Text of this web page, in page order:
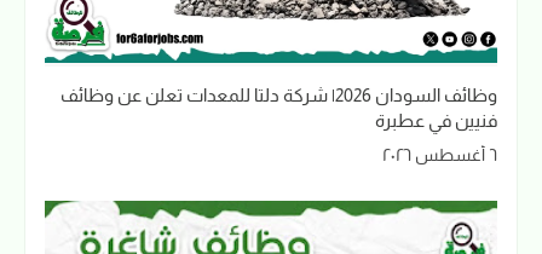
وظائف السودان 2026| شركة دلتا للمعدات تعلن عن وظائف
فنيين في عطبرة
٦ أغسطس ٢٠٢٦